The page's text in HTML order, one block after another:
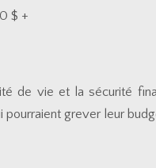
$ +
de vie et la sécurité
grever leur